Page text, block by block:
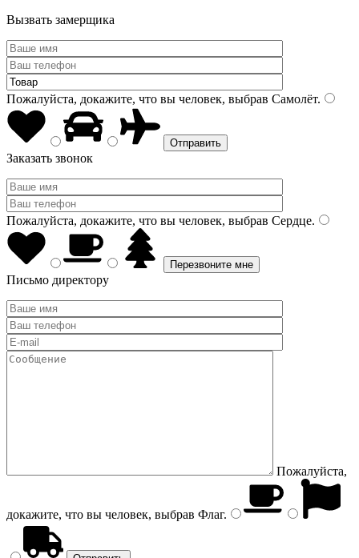
Вызвать замерщика
Пожалуйста, докажите, что вы человек, выбрав Самолёт.
Заказать звонок
Пожалуйста, докажите, что вы человек, выбрав Сердце.
Письмо директору
Пожалуйста,
докажите, что вы человек, выбрав Флаг.